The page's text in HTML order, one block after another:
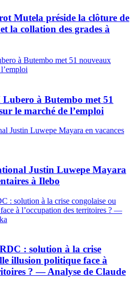
Mutela préside la clôture de
la collation des grades à
à Butembo met 51
le marché de l’emploi
Justin Luwepe Mayara
à Ilebo
: solution à la crise
illusion politique face à
? — Analyse de Claude